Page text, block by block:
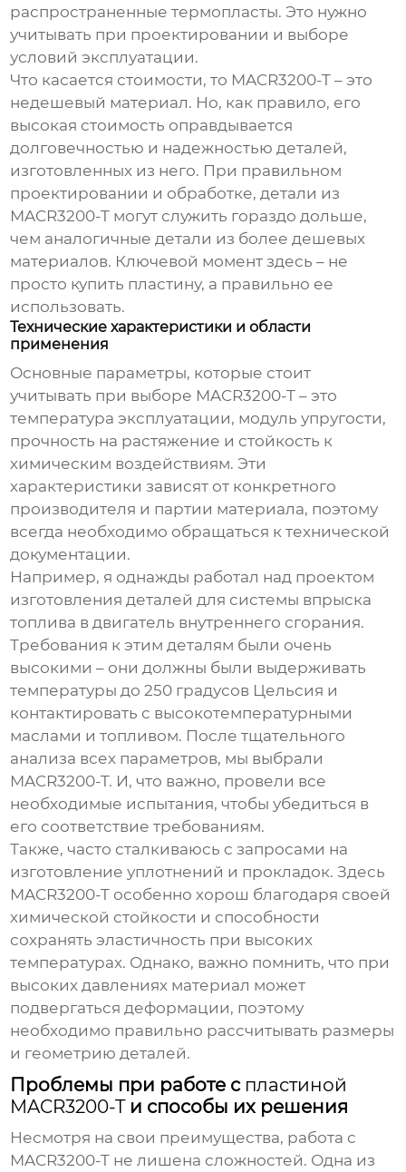
распространенные термопласты. Это нужно
учитывать при проектировании и выборе
условий эксплуатации.
Что касается стоимости, то MACR3200-T – это
недешевый материал. Но, как правило, его
высокая стоимость оправдывается
долговечностью и надежностью деталей,
изготовленных из него. При правильном
проектировании и обработке, детали из
MACR3200-T могут служить гораздо дольше,
чем аналогичные детали из более дешевых
материалов. Ключевой момент здесь – не
просто купить пластину, а правильно ее
использовать.
Технические характеристики и области
применения
Основные параметры, которые стоит
учитывать при выборе MACR3200-T – это
температура эксплуатации, модуль упругости,
прочность на растяжение и стойкость к
химическим воздействиям. Эти
характеристики зависят от конкретного
производителя и партии материала, поэтому
всегда необходимо обращаться к технической
документации.
Например, я однажды работал над проектом
изготовления деталей для системы впрыска
топлива в двигатель внутреннего сгорания.
Требования к этим деталям были очень
высокими – они должны были выдерживать
температуры до 250 градусов Цельсия и
контактировать с высокотемпературными
маслами и топливом. После тщательного
анализа всех параметров, мы выбрали
MACR3200-T. И, что важно, провели все
необходимые испытания, чтобы убедиться в
его соответствие требованиям.
Также, часто сталкиваюсь с запросами на
изготовление уплотнений и прокладок. Здесь
MACR3200-T особенно хорош благодаря своей
химической стойкости и способности
сохранять эластичность при высоких
температурах. Однако, важно помнить, что при
высоких давлениях материал может
подвергаться деформации, поэтому
необходимо правильно рассчитывать размеры
и геометрию деталей.
Проблемы при работе с пластиной
MACR3200-Tи способы их решения
Несмотря на свои преимущества, работа с
MACR3200-T не лишена сложностей. Одна из